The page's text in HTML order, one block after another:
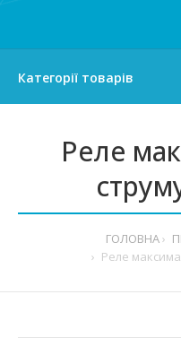
Категорії товарів
Реле
ГОЛОВНА
Реле